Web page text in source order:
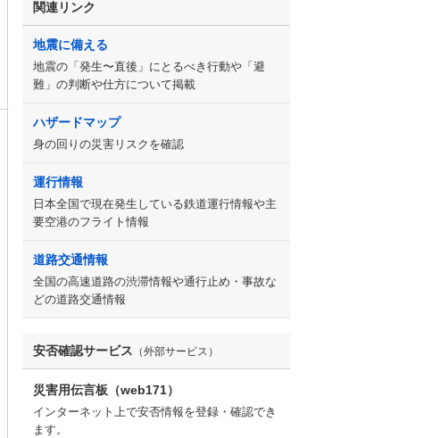
関連リンク
地震に備える
地震の「発生〜直後」にとるべき行動や「避
難」の判断や仕方について掲載
ハザードマップ
身の回りの災害リスクを確認
運行情報
日本全国で現在発生している鉄道運行情報や主
要空港のフライト情報
道路交通情報
全国の高速道路の渋滞情報や通行止め・事故な
どの道路交通情報
安否確認サービス （外部サービス）
災害用伝言板（web171）
インターネット上で安否情報を登録・確認でき
ます。